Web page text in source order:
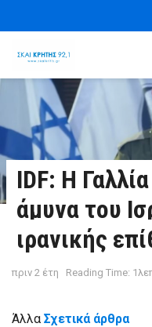
IDF: Η
άμυνα του
ιρανικής
πριν 2 έτη Reading Time:
Άλλα Σχετικά άρθρα